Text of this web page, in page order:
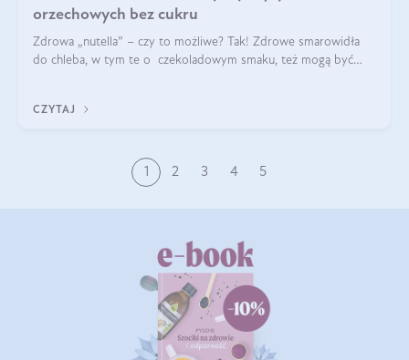
orzechowych bez cukru
Zdrowa „nutella” – czy to możliwe? Tak! Zdrowe smarowidła
do chleba, w tym te o czekoladowym smaku, też mogą być
CZYTAJ
1 2 3 4 5